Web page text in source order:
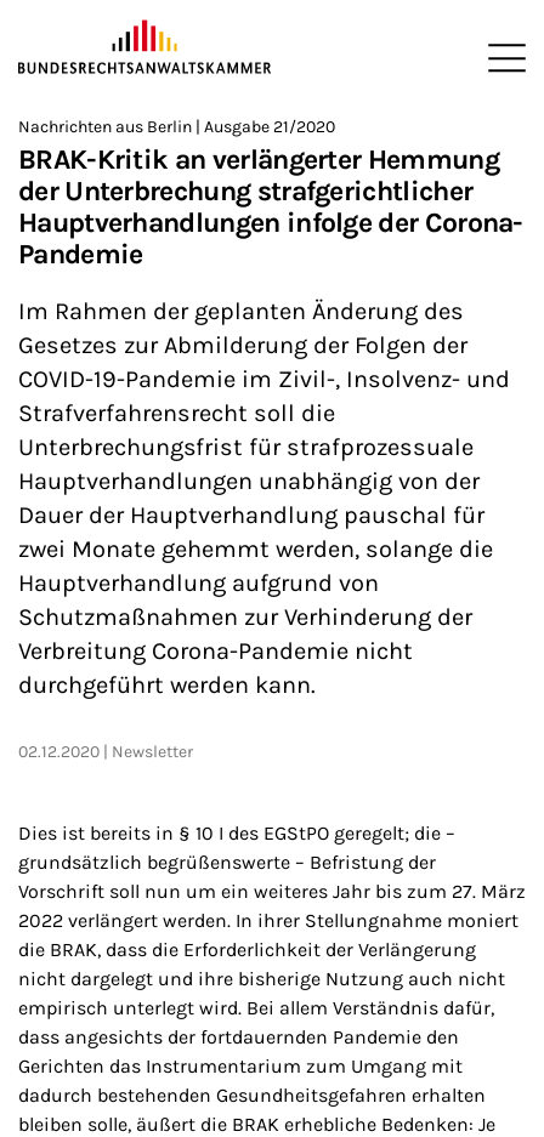
ZUM HAUPTINHALT SPRINGEN
Sie befinden sich hier:
>
Startseite
>
Newsroom
>
Newsletter
>
Nachrichten aus Berlin
Nachrichten aus Berlin | Ausgabe 21/2020
BRAK-Kritik an verlängerter Hemmung
der Unterbrechung strafgerichtlicher
Hauptverhandlungen infolge der Corona-
Pandemie
Im Rahmen der geplanten Änderung des
Gesetzes zur Abmilderung der Folgen der
COVID-19-Pandemie im Zivil-, Insolvenz- und
Strafverfahrensrecht soll die
Unterbrechungsfrist für strafprozessuale
Hauptverhandlungen unabhängig von der
Dauer der Hauptverhandlung pauschal für
zwei Monate gehemmt werden, solange die
Hauptverhandlung aufgrund von
Schutzmaßnahmen zur Verhinderung der
Verbreitung Corona-Pandemie nicht
durchgeführt werden kann.
02.12.2020 Newsletter
Dies ist bereits in § 10 I des EGStPO geregelt; die –
grundsätzlich begrüßenswerte – Befristung der
Vorschrift soll nun um ein weiteres Jahr bis zum 27. März
2022 verlängert werden. In ihrer Stellungnahme moniert
die BRAK, dass die Erforderlichkeit der Verlängerung
nicht dargelegt und ihre bisherige Nutzung auch nicht
empirisch unterlegt wird. Bei allem Verständnis dafür,
dass angesichts der fortdauernden Pandemie den
Gerichten das Instrumentarium zum Umgang mit
dadurch bestehenden Gesundheitsgefahren erhalten
bleiben solle, äußert die BRAK erhebliche Bedenken: Je